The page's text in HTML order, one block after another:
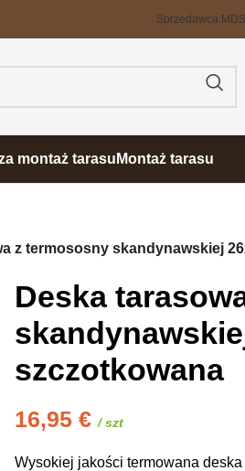
Sprzedawca MDS
montaż tarasu Montaż tarasu
z termososny skandynawskiej
Deska
szczotkowana
16,95 € / szt
Wysokiej jakości termowana